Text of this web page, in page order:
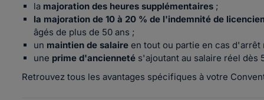
la majoration des heures supplémentaires ;
la majoration de 10 à 20 % de l'indemnité de
âgés de plus de 50 ans ;
un maintien de salaire en tout ou partie en cas
une prime d'ancienneté s'ajoutant au salaire réel dès
Retrouvez tous les avantages spécifiques à votre